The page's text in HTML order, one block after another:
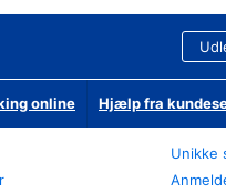
online Hjælp fra
Unikke